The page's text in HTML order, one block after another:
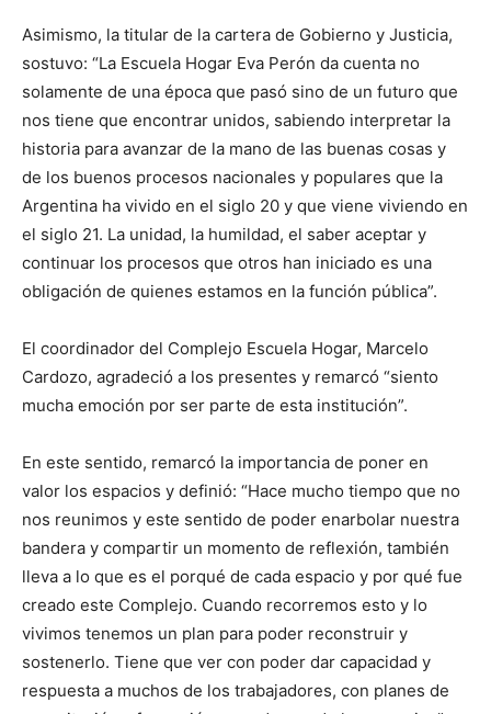
Asimismo, la titular de la cartera de Gobierno y Justicia,
sostuvo: “La Escuela Hogar Eva Perón da cuenta no
solamente de una época que pasó sino de un futuro que
nos tiene que encontrar unidos, sabiendo interpretar la
historia para avanzar de la mano de las buenas cosas y
de los buenos procesos nacionales y populares que la
Argentina ha vivido en el siglo 20 y que viene viviendo en
el siglo 21. La unidad, la humildad, el saber aceptar y
continuar los procesos que otros han iniciado es una
obligación de quienes estamos en la función pública”.
El coordinador del Complejo Escuela Hogar, Marcelo
Cardozo, agradeció a los presentes y remarcó “siento
mucha emoción por ser parte de esta institución”.
En este sentido, remarcó la importancia de poner en
valor los espacios y definió: “Hace mucho tiempo que no
nos reunimos y este sentido de poder enarbolar nuestra
bandera y compartir un momento de reflexión, también
lleva a lo que es el porqué de cada espacio y por qué fue
creado este Complejo. Cuando recorremos esto y lo
vivimos tenemos un plan para poder reconstruir y
sostenerlo. Tiene que ver con poder dar capacidad y
respuesta a muchos de los trabajadores, con planes de